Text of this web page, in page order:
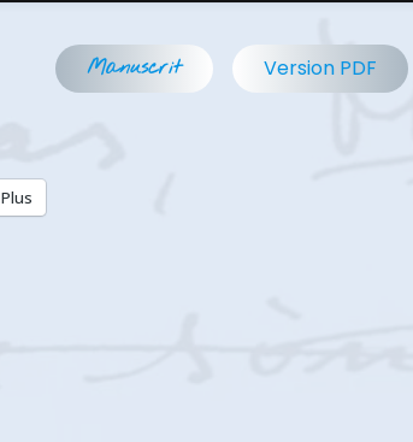
Manuscrit Version PDF
Plus